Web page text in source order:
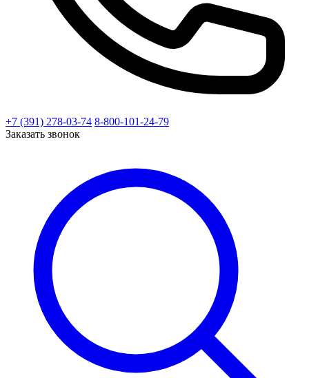
+7 (391) 278-03-74 8-800-101-24-79
Заказать звонок